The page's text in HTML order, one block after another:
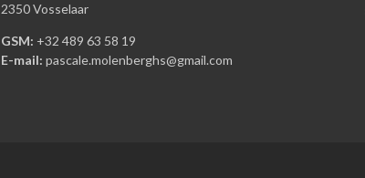
2350 Vosselaar
GSM: +32 489 63 58 19
E-mail: pascale.molenberghs@gmail.com